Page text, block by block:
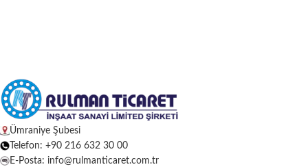
Ümraniye Şubesi
Telefon: +90 216 632 30 00
E-Posta: info@rulmanticaret.com.tr